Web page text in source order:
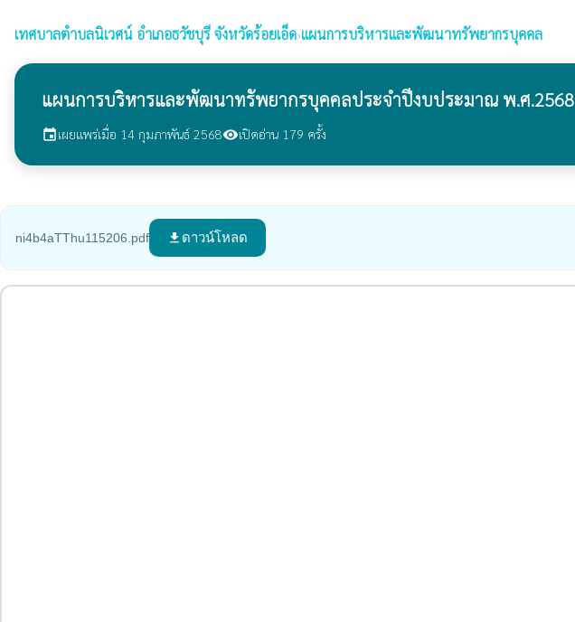
เทศบาลตำบลนิเวศน์ อำเภอธวัชบุรี จังหวัดร้อยเอ็ด›แผนการบริหารและพัฒนาทรัพยากรบุคคล
แผนการบริหารและพัฒนาทรัพยากรบุคคลประจำปีงบประมาณ พ.ศ.2568
eventเผยแพร่เมื่อ 14 กุมภาพันธ์ 2568visibilityเปิดอ่าน 179 ครั้ง
ni4b4aTThu115206.pdf file_download ดาวน์โหลด